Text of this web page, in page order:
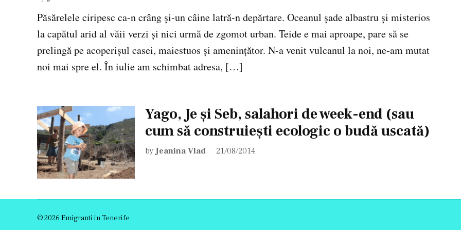
Păsărelele ciripesc ca-n crâng și-un câine latră-n depărtare. Oceanul șade albastru și misterios
la capătul arid al văii verzi și nici urmă de zgomot urban. Teide e mai aproape, pare să se
prelingă pe acoperișul casei, maiestuos și amenințător. N-a venit vulcanul la noi, ne-am mutat
noi mai spre el. În iulie am schimbat adresa, […]
Yago, Je și Seb, salahori de week-end (sau
cum să construiești ecologic o budă uscată)
by Jeanina Vlad 21/08/2014
© 2026 Emigranti in Tenerife